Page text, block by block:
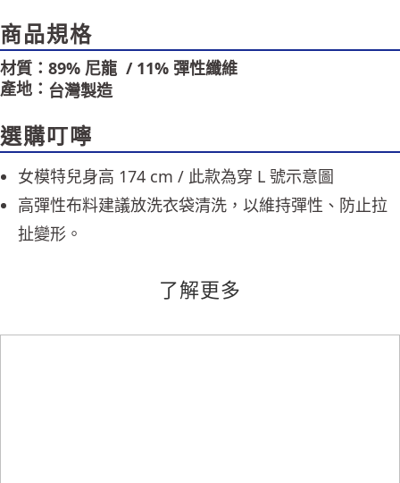
４．使用「AFTEE先享後付」時，將依據個別帳號之用戶狀況，依本公司即
時審查核予不同之上限額度；若仍有額度不足之情形，本公司將視審查結果
請求用戶進行身份認證。
５．嚴禁一人註冊多個帳號或使用他人資訊註冊。若發現惡意使用之情形，
恩沛科技股份有限公司將有權停止該用戶之使用額度並採取法律行動。
商品規格
材質：89% 尼龍 / 11% 彈性纖維
產地： 台灣製造
選購叮嚀
女模特兒身高 174 cm / 此款為穿 L 號示意圖
高彈性布料建議放洗衣袋清洗，以維持彈性、防止拉
扯變形。
了解更多